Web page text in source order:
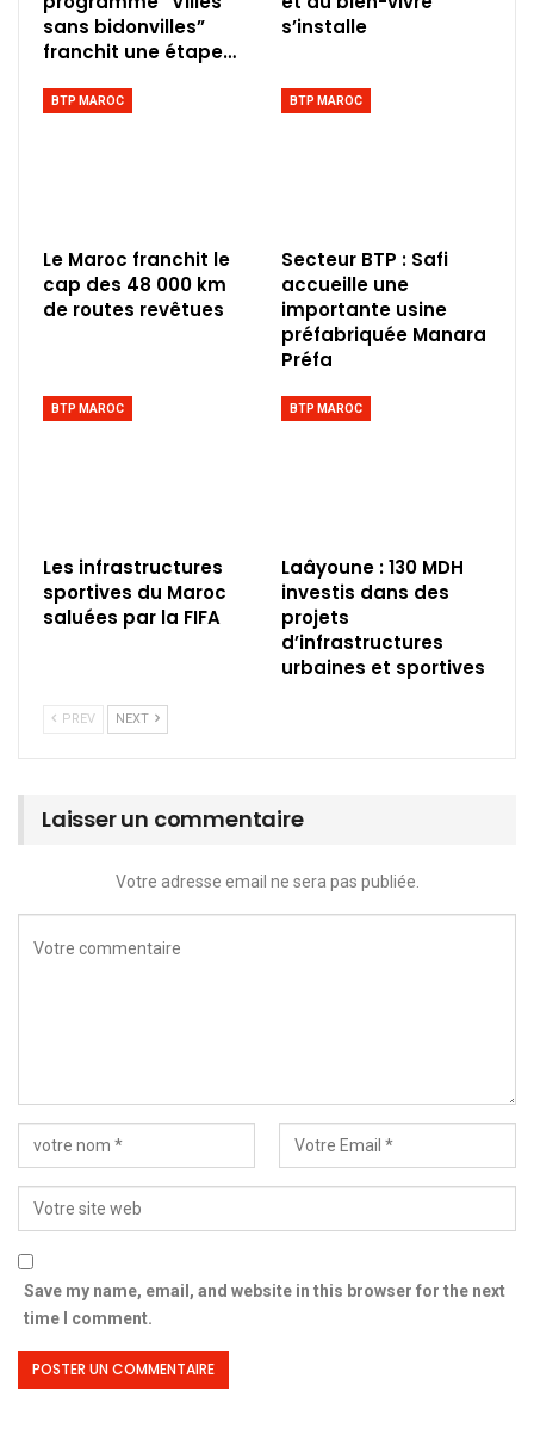
sans bidonvilles”
franchit une étape…
s’installe
BTP MAROC
Le Maroc franchit le
cap des 48 000 km
de routes revêtues
BTP MAROC
Secteur BTP : Safi
accueille une
importante usine
préfabriquée Manara
Préfa
BTP MAROC
Les infrastructures
sportives du Maroc
saluées par la FIFA
BTP MAROC
Laâyoune : 130 MDH
investis dans des
projets
d’infrastructures
urbaines et sportives
PREV NEXT
Laisser un commentaire
Votre adresse email ne sera pas publiée.
Save my name, email, and website in this browser for the next
time I comment.